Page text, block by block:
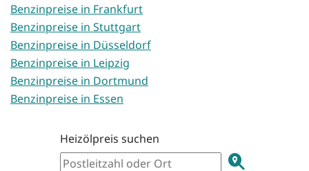
Benzinpreise in Frankfurt
Benzinpreise in Stuttgart
Benzinpreise in Düsseldorf
Benzinpreise in Leipzig
Benzinpreise in Dortmund
Benzinpreise in Essen
Heizölpreis suchen